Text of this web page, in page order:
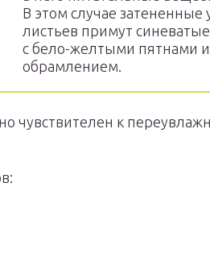
В этом случае затененные
листьев примут
с бело-желтыми пятнами
обрамлением.
чувствителен к